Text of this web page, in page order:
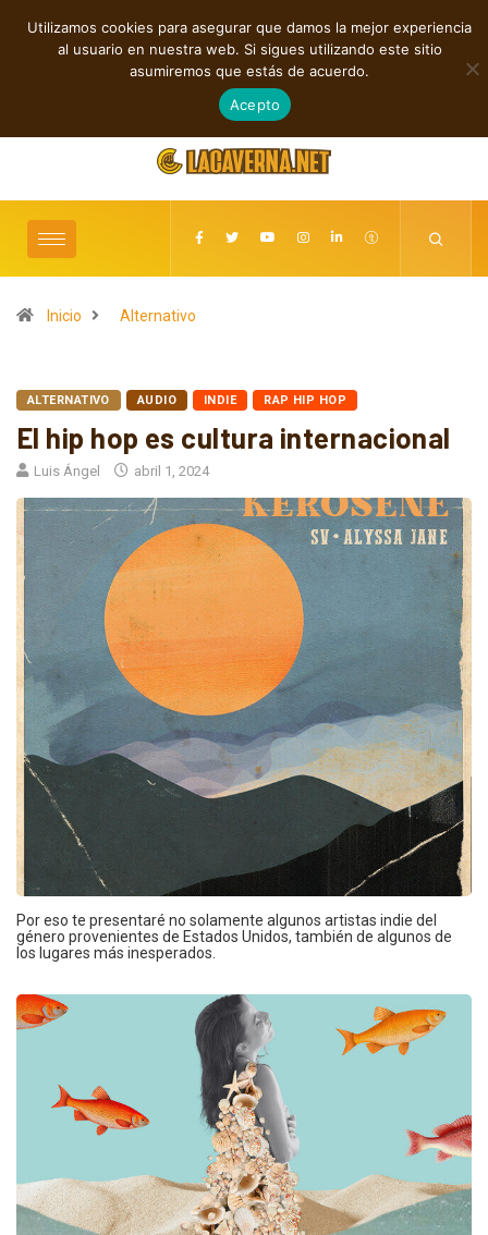
TENDENCIAS
Rock, folk e indie: cuatro estrenos independientes por descubrir
agosto 7, 2026
Inicio Alternativo
ALTERNATIVO AUDIO INDIE RAP HIP HOP
El hip hop es cultura internacional
Luis Ángel abril 1, 2024
Por eso te presentaré no solamente algunos artistas indie del
género provenientes de Estados Unidos, también de algunos de
los lugares más inesperados.
Utilizamos cookies para asegurar que damos la mejor experiencia
al usuario en nuestra web. Si sigues utilizando este sitio
asumiremos que estás de acuerdo.
Acepto